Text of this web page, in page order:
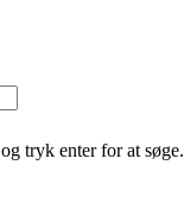
tryk enter for at søge.